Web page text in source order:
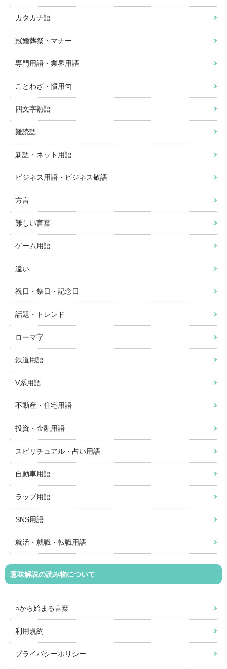
カタカナ語
冠婚葬祭・マナー
専門用語・業界用語
ことわざ・慣用句
四文字熟語
難読語
新語・ネット用語
ビジネス用語・ビジネス敬語
方言
難しい言葉
ゲーム用語
違い
祝日・祭日・記念日
話題・トレンド
ローマ字
鉄道用語
V系用語
不動産・住宅用語
投資・金融用語
スピリチュアル・占い用語
自動車用語
ラップ用語
SNS用語
就活・就職・転職用語
意味解説の読み物について
○から始まる言葉
利用規約
プライバシーポリシー